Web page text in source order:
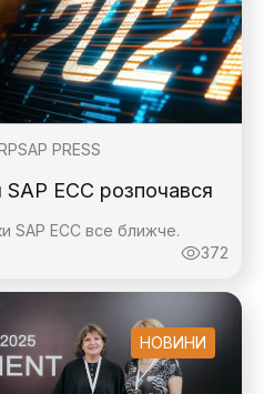
SAP PRESS
SAP ECC розпочався
SAP ECC все ближче.
372
НОВИНИ